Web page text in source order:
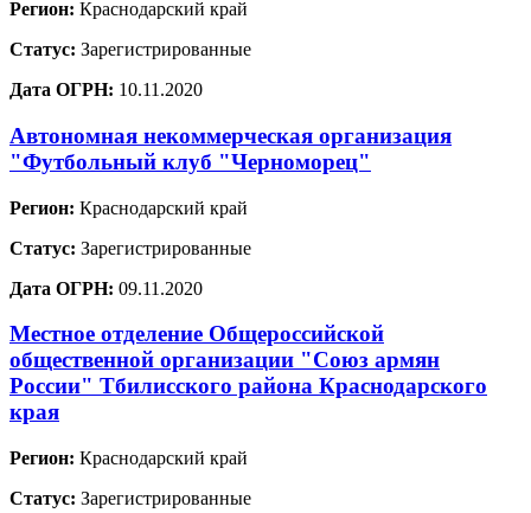
Регион: Краснодарский край
Статус: Зарегистрированные
Дата ОГРН: 10.11.2020
Автономная некоммерческая организация
"Футбольный клуб "Черноморец"
Регион: Краснодарский край
Статус: Зарегистрированные
Дата ОГРН: 09.11.2020
Местное отделение Общероссийской
общественной организации "Союз армян
России" Тбилисского района Краснодарского
края
Регион: Краснодарский край
Статус: Зарегистрированные